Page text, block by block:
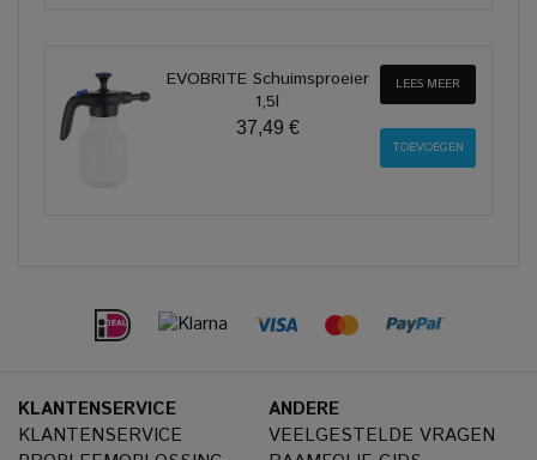
EVOBRITE Schuimsproeier
1,5l
37,49 €
LEES MEER
KLANTENSERVICE
KLANTENSERVICE
ANDERE
VEELGESTELDE VRAGEN